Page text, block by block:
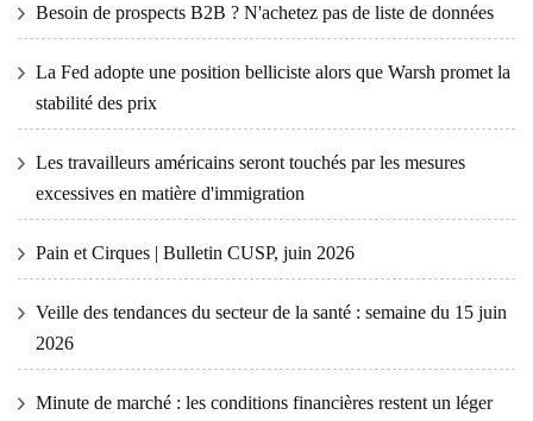
Besoin de prospects B2B ? N'achetez pas de liste de données
La Fed adopte une position belliciste alors que Warsh promet la
stabilité des prix
Les travailleurs américains seront touchés par les mesures
excessives en matière d'immigration
Pain et Cirques | Bulletin CUSP, juin 2026
Veille des tendances du secteur de la santé : semaine du 15 juin
2026
Minute de marché : les conditions financières restent un léger